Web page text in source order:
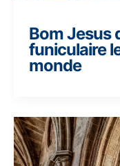
Bom Jesus
funiculaire
monde